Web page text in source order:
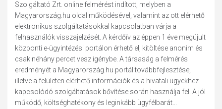
Szolgáltató Zrt. online felmérést indított, melyben a
Magyarország.hu oldal működésével, valamint az ott elérhető
elektronikus szolgáltatásokkal kapcsolatban várja a
felhasználók visszajelzését. A kérdőív az éppen 1 éve megújult
központi e-ügyintézési portálon érhető el, kitöltése anonim és
csak néhány percet vesz igénybe. A társaság a felmérés
eredményét a Magyarország.hu portál továbbfejlesztése,
illetve a felületen elérhető információk és a hivatali ügyekhez
kapcsolódó szolgáltatások bővítése során használja fel. A jól
működő, költséghatékony és leginkább ügyfélbarát...